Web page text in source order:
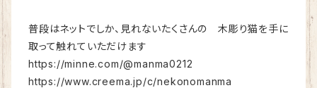
普段はネットでしか、見れないたくさんの 木彫り猫を手に
取って触れていただけます
https://minne.com/@manma0212
https://www.creema.jp/c/nekonomanma